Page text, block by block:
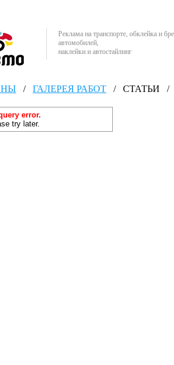
Реклама на транспорте, обклейка и
автомобилей,
наклейки и автостайлинг
/ ГАЛЕРЕЯ РАБОТ / СТАТЬИ /
error.
try later.